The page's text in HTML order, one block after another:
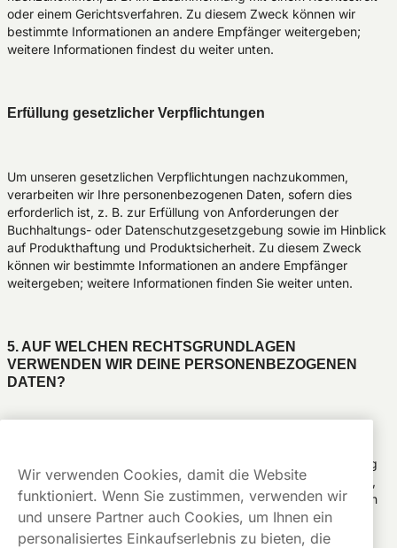
oder einem Gerichtsverfahren. Zu diesem Zweck können wir
bestimmte Informationen an andere Empfänger weitergeben;
weitere Informationen findest du weiter unten.
Erfüllung gesetzlicher Verpflichtungen
Um unseren gesetzlichen Verpflichtungen nachzukommen,
verarbeiten wir Ihre personenbezogenen Daten, sofern dies
erforderlich ist, z. B. zur Erfüllung von Anforderungen der
Buchhaltungs- oder Datenschutzgesetzgebung sowie im Hinblick
auf Produkthaftung und Produktsicherheit. Zu diesem Zweck
können wir bestimmte Informationen an andere Empfänger
weitergeben; weitere Informationen finden Sie weiter unten.
5. AUF WELCHEN RECHTSGRUNDLAGEN
VERWENDEN WIR DEINE PERSONENBEZOGENEN
DATEN?
rechtmäßig ist, muss eine Rechtsgrundlage für die Verarbeitung
vorliegen. Im Folgenden beschreiben wir die Rechtsgrundlagen,
auf die wir uns bei der Verarbeitung deiner personenbezogenen
Daten stützen. Weitere Informationen darüber, auf welche
Rechtsgrundlage wir unsere Verarbeitung personenbezogener
Wir verwenden Cookies, damit die Website
funktioniert. Wenn Sie zustimmen, verwenden wir
und unsere Partner auch Cookies, um Ihnen ein
personalisiertes Einkaufserlebnis zu bieten, die